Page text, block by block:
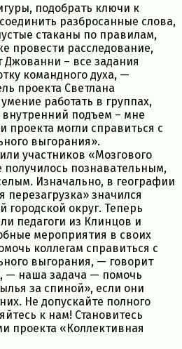
подобрать ключи к
разбросанные слова,
стаканы по правилам,
провести расследование,
Джованни – все задания
командного духа, —
проекта Светлана
работать в группах,
подъем – мне
проекта могли справиться с
выгорания».
участников «Мозгового
познавательным,
Изначально, в географии
перезагрузка» значился
городской округ. Теперь
педагоги из Клинцов и
мероприятия в своих
коллегам справиться с
выгорания, — говорит
— наша задача — помочь
за спиной», если они
Не допускайте полного
к нам! Становитесь
проекта «Коллективная